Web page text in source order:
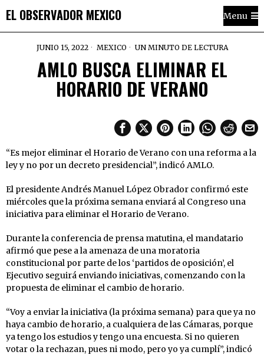
EL OBSERVADOR MEXICO Menu
JUNIO 15, 2022 MEXICO UN MINUTO DE LECTURA
AMLO BUSCA ELIMINAR EL
HORARIO DE VERANO
“Es mejor eliminar el Horario de Verano con una reforma a la
ley y no por un decreto presidencial”, indicó AMLO.
El presidente Andrés Manuel López Obrador confirmó este
miércoles que la próxima semana enviará al Congreso una
iniciativa para eliminar el Horario de Verano.
Durante la conferencia de prensa matutina, el mandatario
afirmó que pese a la amenaza de una moratoria
constitucional por parte de los ‘partidos de oposición’, el
Ejecutivo seguirá enviando iniciativas, comenzando con la
propuesta de eliminar el cambio de horario.
“Voy a enviar la iniciativa (la próxima semana) para que ya no
haya cambio de horario, a cualquiera de las Cámaras, porque
ya tengo los estudios y tengo una encuesta. Si no quieren
votar o la rechazan, pues ni modo, pero yo ya cumplí”, indicó